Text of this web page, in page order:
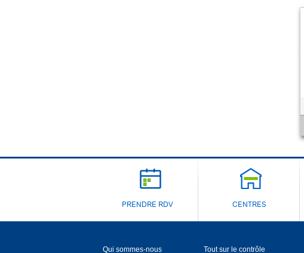
PRENDRE RDV CENTRES
Qui sommes-nous
Tout sur le contrôle